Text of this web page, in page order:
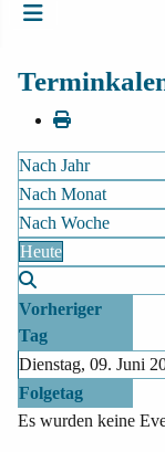
Nach Jahr
Nach Monat
Nach Woche
Heute
Vorheriger
Tag
Dienstag, 09. Juni
Folgetag
Es wurden keine